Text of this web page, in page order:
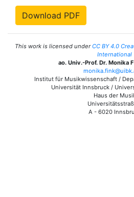
Download PDF
This work is licensed underCC BY 4.0
International
ao. Univ.-Prof. Dr. Monika
Institut für Musikwissenschaft /
Universität Innsbruck /
Haus der
A - 6020